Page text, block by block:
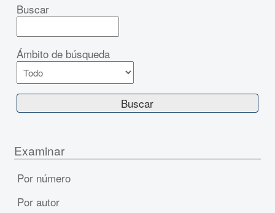
Buscar
Ámbito de búsqueda
Examinar
Por número
Por autor